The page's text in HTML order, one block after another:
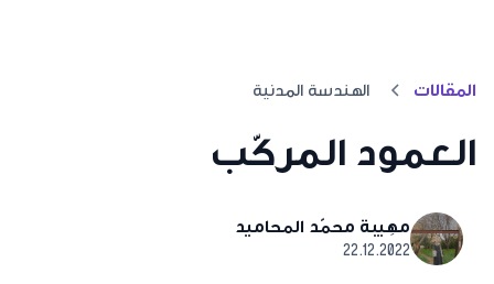
المقالات الهندسة المدنية
العمود المركّب
مهِيبة محمّد المحاميد
22.12.2022